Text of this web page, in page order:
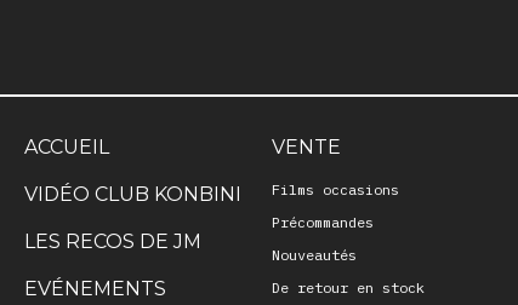
ACCUEIL VENTE
Films occasions
Précommandes
Nouveautés
De retour en stock
VIDÉO CLUB KONBINI
LES RECOS DE JM
EVÉNEMENTS